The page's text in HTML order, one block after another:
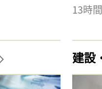
13時
建設